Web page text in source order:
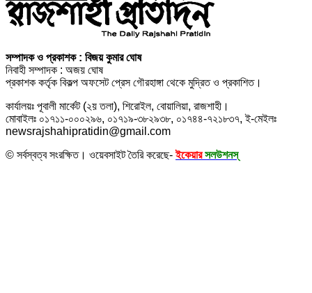
সম্পাদক ও প্রকাশক : বিজয় কুমার ঘোষ
নিবাহী সম্পাদক : অজয় ঘোষ
প্রকাশক কর্তৃক বিকল্প অফসেট প্রেস গৌরহাঙ্গা থেকে মুদ্রিত ও প্রকাশিত।
কার্যালয়ঃ পূবালী মার্কেট (২য় তলা), শিরোইল, বোয়ালিয়া, রাজশাহী।
মোবাইলঃ ০১৭১১-০০০২৯৬, ০১৭১৯-৩৮২৯৩৮, ০১৭৪৪-৭২১৮৩৭, ই-মেইলঃ
newsrajshahipratidin@gmail.com
© সর্বস্বত্ব সংরক্ষিত। ওয়েবসাইট তৈরি করেছে-ইকেয়ার সলউশনস্